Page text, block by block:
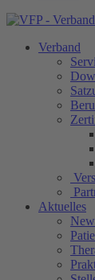
Verband
Aktuelles